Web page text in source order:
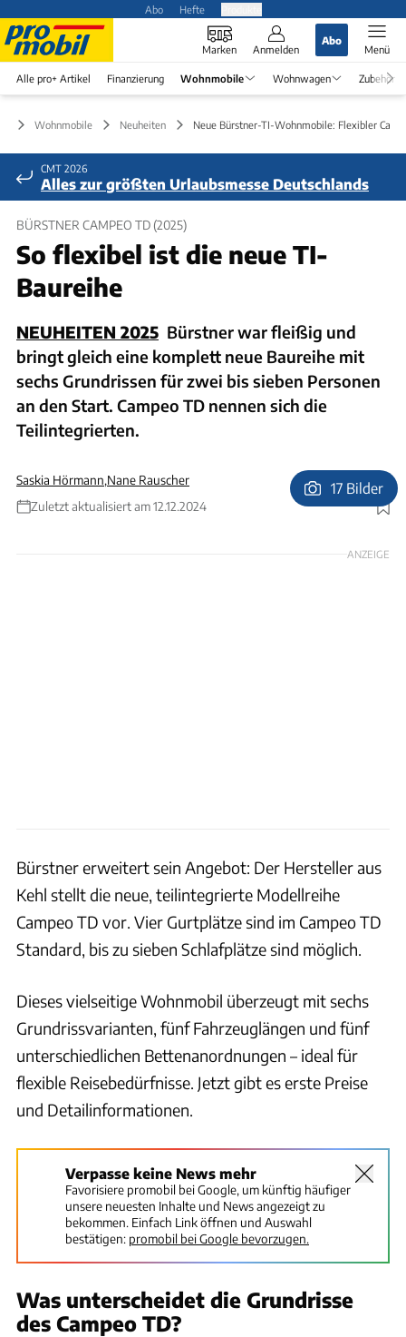
Abo Hefte
Marken Anmelden
Abo
Menü
Alle pro+ Artikel Finanzierung Wohnmobile Wohnwagen Zubehör
Wohnmobile Neuheiten Neue Bürstner-TI-Wohnmobile: Flexibler
CMT 2026
Alles zur größten Urlaubsmesse Deutschlands
BÜRSTNER CAMPEO TD (2025)
So flexibel ist die neue TI-
Baureihe
NEUHEITEN 2025 Bürstner war fleißig und
bringt gleich eine komplett neue Baureihe mit
sechs Grundrissen für zwei bis sieben Personen
an den Start. Campeo TD nennen sich die
Teilintegrierten.
Saskia Hörmann,Nane Rauscher
Zuletzt aktualisiert am 12.12.2024
Foto: Sophia Pfisterer
17 Bilder
ANZEIGE
Bürstner erweitert sein Angebot: Der Hersteller aus
Kehl stellt die neue, teilintegrierte Modellreihe
Campeo TD vor. Vier Gurtplätze sind im Campeo TD
Standard, bis zu sieben Schlafplätze sind möglich.
Dieses vielseitige Wohnmobil überzeugt mit sechs
Grundrissvarianten, fünf Fahrzeuglängen und fünf
unterschiedlichen Bettenanordnungen – ideal für
flexible Reisebedürfnisse. Jetzt gibt es erste Preise
und Detailinformationen.
Verpasse keine News mehr
Favorisiere promobil bei Google, um künftig häufiger
unsere neuesten Inhalte und News angezeigt zu
bekommen. Einfach Link öffnen und Auswahl
bestätigen: promobil bei Google bevorzugen.
Was unterscheidet die Grundrisse
des Campeo TD?